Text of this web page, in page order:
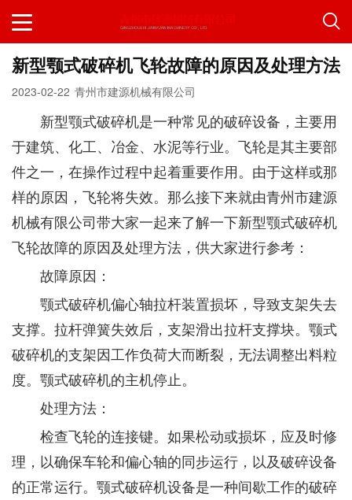
新型颚式破碎机飞轮故障的原因及处理方法
2023-02-22 青州市建源机械有限公司
新型颚式破碎机是一种常见的破碎设备，主要用
于建筑、化工、冶金、水泥等行业。飞轮是其主要部
件之一，在操作过程中起着重要作用。由于这样或那
样的原因，飞轮将失效。那么接下来就由青州市建源
机械有限公司带大家一起来了解一下新型颚式破碎机
飞轮故障的原因及处理方法，供大家进行参考：
故障原因：
颚式破碎机偏心轴拉杆装置损坏，导致支架失去
支撑。拉杆弹簧失效后，支架滑出拉杆支撑块。颚式
破碎机的支架因工作负荷大而断裂，无法调整出料粒
度。颚式破碎机的主机停止。
处理方法：
检查飞轮的连接键。如果松动或损坏，应及时修
理，以确保车轮和偏心轴的同步运行，以及破碎设备
的正常运行。颚式破碎机设备是一种间歇工作的破碎